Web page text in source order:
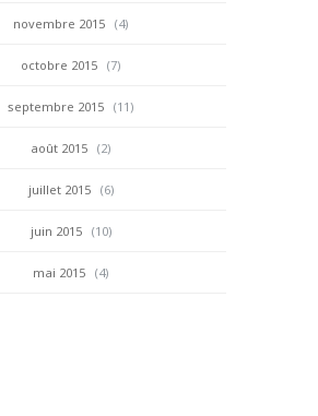
novembre 2015 (4)
octobre 2015 (7)
septembre 2015 (11)
août 2015 (2)
juillet 2015 (6)
juin 2015 (10)
mai 2015 (4)